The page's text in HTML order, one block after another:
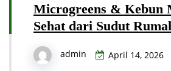
Microgreens & Kebun
Sehat dari Sudut
admin April 14, 2026